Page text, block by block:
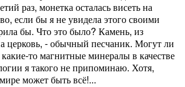
раз, монетка осталась висеть на
если бы я не увидела этого своими
бы. Что это было? Камень, из
церковь, - обычный песчаник. Могут ли
то магнитные минералы в качестве
я такого не припоминаю. Хотя,
может быть всё!...